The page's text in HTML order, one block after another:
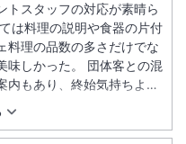
トスタッフの対応が素晴ら
料理の品数の多さだけでな
。 団体客との混
内もあり、終始気持ちよく